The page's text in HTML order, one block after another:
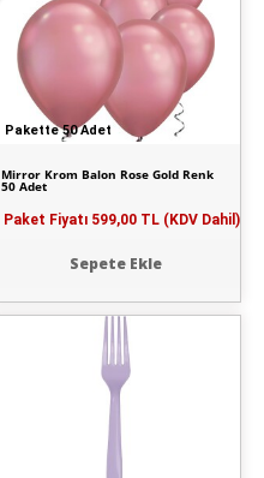
Pakette 50 Adet
Mirror Krom Balon Rose Gold Renk
50 Adet
Paket Fiyatı 599,00 TL (KDV Dahil)
Sepete Ekle